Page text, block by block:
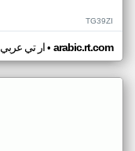
TG39ZI
ار تي عربي• arabic.rt.com